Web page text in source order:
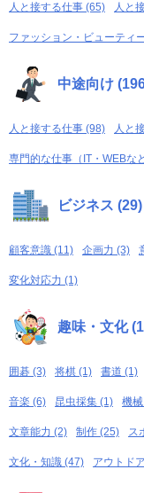
人と接する仕事 (65) 人と
ファッション・ビューティ
中途向け
人と接する仕事 (98) 人と
専門的な仕事（IT・WEBな
ビジネス (29)
顧客意識 (11) 企画力 (3)
変化対応力 (1)
趣味・文化
囲碁 (3) 将棋 (1) 書道 (1)
音楽 (6) 昆虫採集 (1) 機
文章能力 (2) 制作 (25) ス
文化・知識 (47) アウトド